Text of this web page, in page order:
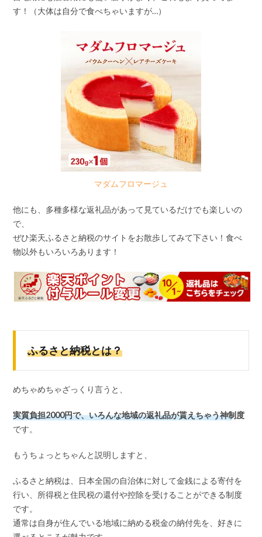
す！（大体は自分で食べちゃいますが…）
マダムフロマージュ
他にも、多種多様な返礼品があって見ているだけでも楽しいの
で、
ぜひ楽天ふるさと納税のサイトをお散歩してみて下さい！食べ
物以外もいろいろあります！
ふるさと納税とは？
めちゃめちゃざっくり言うと、
実質負担2000円で、いろんな地域の返礼品が貰えちゃう神制度
です。
もうちょっとちゃんと説明しますと、
ふるさと納税は、日本全国の自治体に対して金銭による寄付を
行い、所得税と住民税の還付や控除を受けることができる制度
です。
通常は自身が住んでいる地域に納める税金の納付先を、好きに